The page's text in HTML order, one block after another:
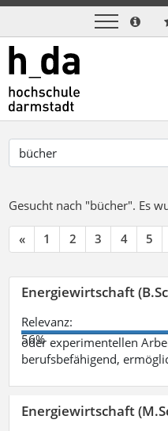
Gesucht nach "bücher". Es
« 1 2 3 4 5
Energiewirtschaft
Relevanz:
56%
oder experimentellen
berufsbefähigend,
Energiewirtschaft